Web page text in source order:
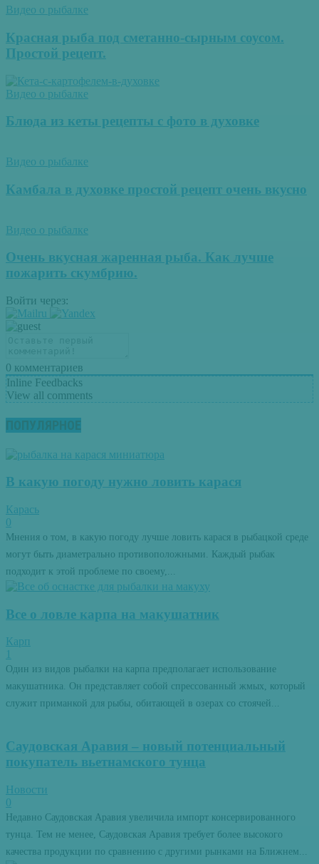
Видео о рыбалке
Красная рыба под сметанно-сырным соусом.
Простой рецепт.
Видео о рыбалке
Блюда из кеты рецепты с фото в духовке
Видео о рыбалке
Камбала в духовке простой рецепт очень вкусно
Видео о рыбалке
Очень вкусная жаренная рыба. Как лучше
пожарить скумбрию.
Войти через:
0 комментариев
Inline Feedbacks
View all comments
ПОПУЛЯРНОЕ
В какую погоду нужно ловить карася
Карась
0
Мнения о том, в какую погоду лучше ловить карася в рыбацкой среде
могут быть диаметрально противоположными. Каждый рыбак
подходит к этой проблеме по своему,...
Все о ловле карпа на макушатник
Карп
1
Один из видов рыбалки на карпа предполагает использование
макушатника. Он представляет собой спрессованный жмых, который
служит приманкой для рыбы, обитающей в озерах со стоячей...
Саудовская Аравия – новый потенциальный
покупатель вьетнамского тунца
Новости
0
Недавно Саудовская Аравия увеличила импорт консервированного
тунца. Тем не менее, Саудовская Аравия требует более высокого
качества продукции по сравнению с другими рынками на Ближнем...